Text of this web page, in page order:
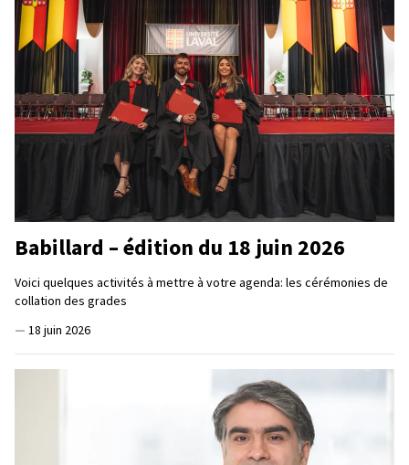
Babillard – édition du 18 juin 2026
Voici quelques activités à mettre à votre agenda: les cérémonies de
collation des grades
— 18 juin 2026